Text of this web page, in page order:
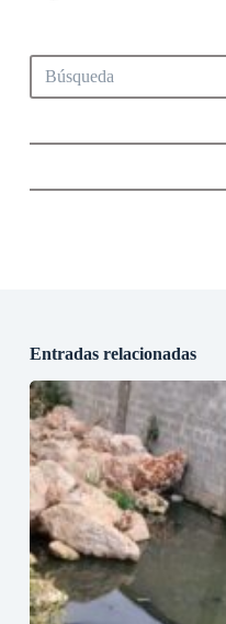
Buscar
Entradas relacionadas